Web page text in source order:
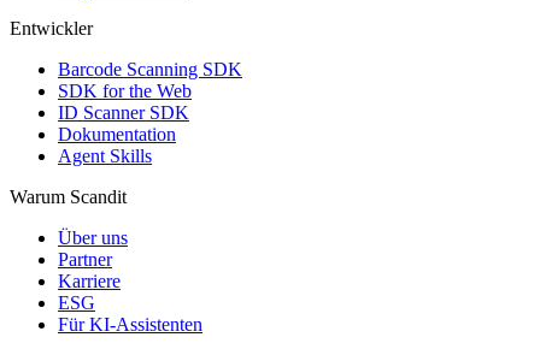
Entwickler
Barcode Scanning SDK
SDK for the Web
ID Scanner SDK
Dokumentation
Agent Skills
Warum Scandit
Über uns
Partner
Karriere
ESG
Für KI-Assistenten